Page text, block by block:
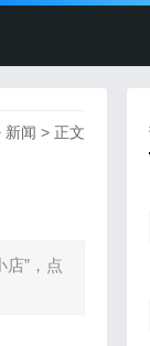
新闻 > 正文
店”，点